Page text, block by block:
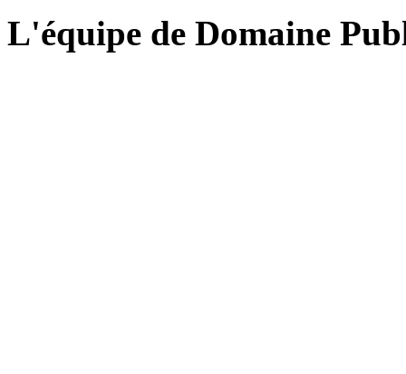
L'équipe de Domaine